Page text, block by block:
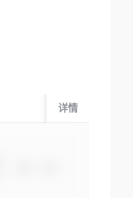
起运国/地区
详情